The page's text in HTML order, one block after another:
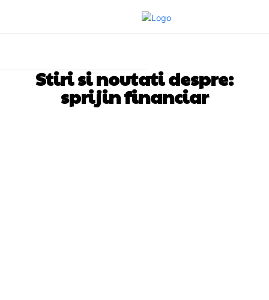
Stiri si noutati despre:
sprijin financiar